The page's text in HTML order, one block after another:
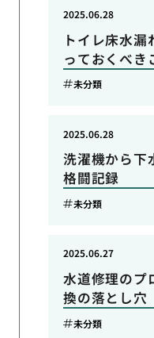
トイレ床水
っておくべき
2025.06.28
未分類
洗濯機から下
格闘記録
2025.06.28
未分類
水道修理のプ
換の落とし穴
2025.06.27
未分類